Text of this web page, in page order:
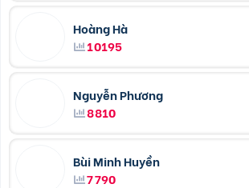
Hoàng Hà
10195
Nguyễn Phương
8810
Bùi Minh Huyền
7790